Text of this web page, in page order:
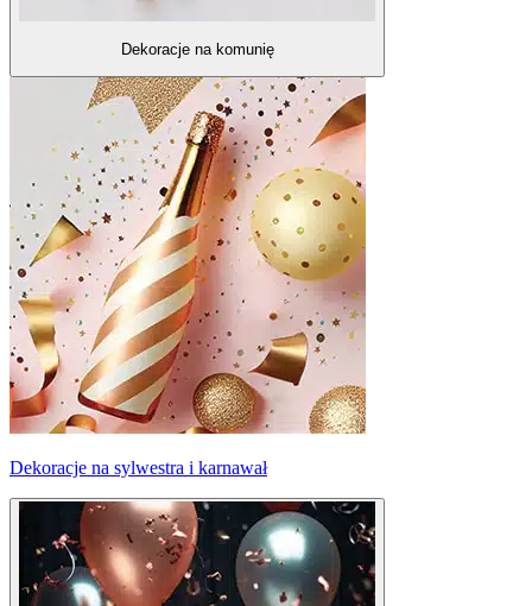
Dekoracje na komunię
Dekoracje na sylwestra i karnawał